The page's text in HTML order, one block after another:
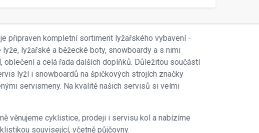
připraven kompletní sortiment lyžařského vybavení -
lyžařské a běžecké boty, snowboardy a s nimi
oblečení a celá řada dalších doplňků. Důležitou součástí
lyží i snowboardů na špičkových strojích značky
servismeny. Na kvalitě našich servisů si velmi
věnujeme cyklistice, prodeji i servisu kol a nabízíme
související, včetně půjčovny.